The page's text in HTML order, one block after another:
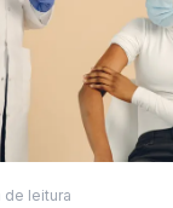
de leitura